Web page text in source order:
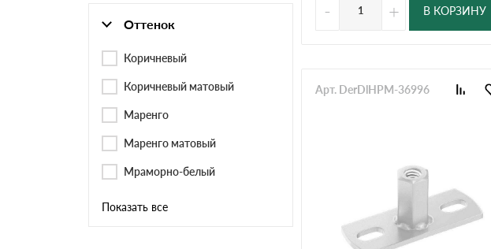
Оттенок
Коричневый
Коричневый матовый
Маренго
Маренго матовый
Мраморно-белый
Показать все
- + В КОРЗИНУ
Арт. DerDlHPM-36996